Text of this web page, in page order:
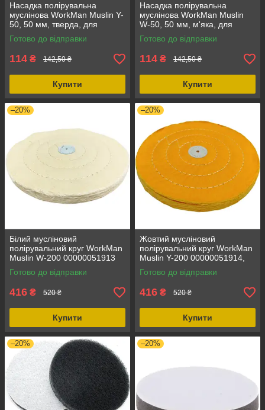
Насадка полірувальна
муслінова WorkMan Muslin Y-
50, 50 мм, тверда, для
дрила, 1 шт., жорстка, 50
шарів
Готово до відправки
114 ₴ 142,50 ₴
Купити
Насадка полірувальна
муслінова WorkMan Muslin
W-50, 50 мм, м'яка, для
дриля, круги полірувальні, 50
шарів
Готово до відправки
114 ₴ 142,50 ₴
Купити
–20%
Білий мусліновий
полірувальний круг WorkMan
Muslin W-200 00000051913
для точильного верстата, 200
мм, 1 шт.
Готово до відправки
416 ₴ 520 ₴
Купити
–20%
Жовтий мусліновий
полірувальний круг WorkMan
Muslin Y-200 00000051914,
200 мм, для точильного
верстата, жорсткий, 50 шарів
Готово до відправки
416 ₴ 520 ₴
Купити
–20% –20%